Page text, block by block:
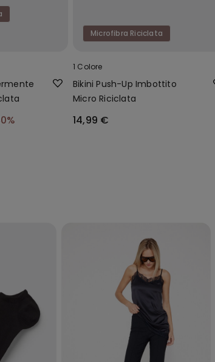
Microfibra Riciclata
1 Colore
Bikini Push-Up Imbottito
Micro Riciclata
14,99 €